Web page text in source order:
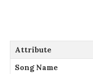
Attribute
Song Name